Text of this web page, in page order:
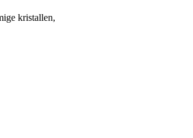
kristallen,